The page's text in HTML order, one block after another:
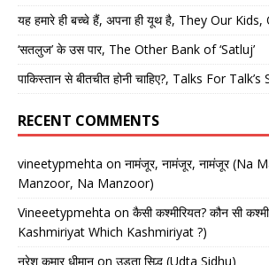
यह हमारे ही बच्चे हैं, अपना ही यूथ है, They Our
‘सतलुज’ के उस पार, The Other Bank of ‘Satluj’
पाकिस्तान से बीतचीत होनी चाहिए?, Talks For Talk’s
RECENT COMMENTS
vineetypmehta on नामंजूर, नामंजूर, नामंजूर (Na
Manzoor, Na Manzoor)
Vineeetypmehta on कैसी कश्मीरियत? कौन सी
Kashmiriyat Which Kashmiriyat ?)
नरेश कुमार धीमान on उड़ता सिद्धू (Udta Sidhu)